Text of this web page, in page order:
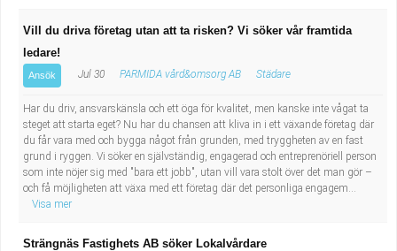
Vill du driva företag utan att ta risken? Vi söker vår framtida
ledare!
Ansök Jul 30 PARMIDA vård&omsorg AB Städare
Har du driv, ansvarskänsla och ett öga för kvalitet, men kanske inte vågat ta
steget att starta eget? Nu har du chansen att kliva in i ett växande företag där
du får vara med och bygga något från grunden, med tryggheten av en fast
grund i ryggen. Vi söker en självständig, engagerad och entreprenöriell person
som inte nöjer sig med "bara ett jobb", utan vill vara stolt över det man gör –
och få möjligheten att växa med ett företag där det personliga engagem...
Visa mer
Strängnäs Fastighets AB söker Lokalvårdare